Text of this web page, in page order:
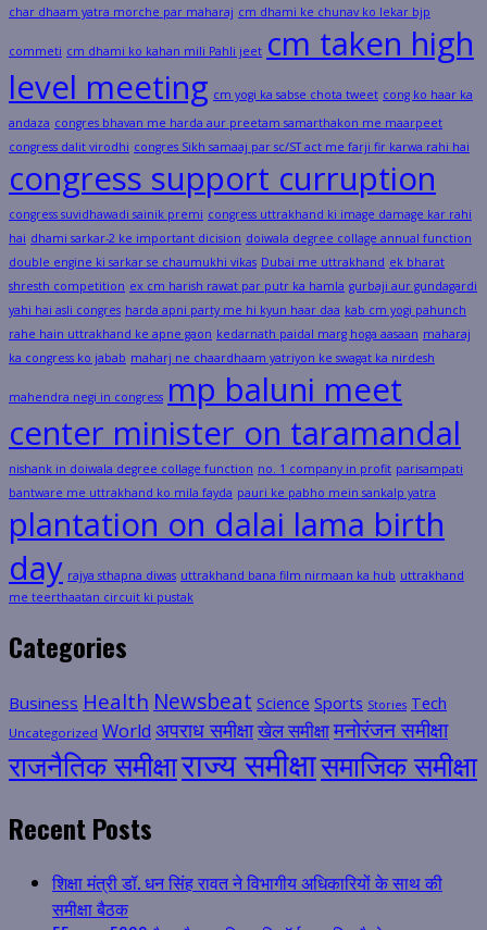
char dhaam yatra morche par maharaj cm dhami ke chunav ko lekar bjp
commeti cm dhami ko kahan mili Pahli jeet cm taken high
level meeting cm yogi ka sabse chota tweet cong ko haar ka
andaza congres bhavan me harda aur preetam samarthakon me maarpeet
congress dalit virodhi congres Sikh samaaj par sc/ST act me farji fir karwa rahi hai
congress support curruption
congress suvidhawadi sainik premi congress uttrakhand ki image damage kar rahi
hai dhami sarkar-2 ke important dicision doiwala degree collage annual function
double engine ki sarkar se chaumukhi vikas Dubai me uttrakhand ek bharat
shresth competition ex cm harish rawat par putr ka hamla gurbaji aur gundagardi
yahi hai asli congres harda apni party me hi kyun haar daa kab cm yogi pahunch
rahe hain uttrakhand ke apne gaon kedarnath paidal marg hoga aasaan maharaj
ka congress ko jabab maharj ne chaardhaam yatriyon ke swagat ka nirdesh
mahendra negi in congress mp baluni meet
center minister on taramandal
nishank in doiwala degree collage function no. 1 company in profit parisampati
bantware me uttrakhand ko mila fayda pauri ke pabho mein sankalp yatra
plantation on dalai lama birth
day rajya sthapna diwas uttrakhand bana film nirmaan ka hub uttrakhand
me teerthaatan circuit ki pustak
Categories
Business Health Newsbeat Science Sports Stories Tech
Uncategorized World अपराध समीक्षाखेल समीक्षामनोरंजन समीक्षा
राजनैतिक समीक्षाराज्य समीक्षासमाजिक समीक्षा
Recent Posts
शिक्षा मंत्री डॉ. धन सिंह रावत ने विभागीय अधिकारियों के साथ की
समीक्षा बैठक